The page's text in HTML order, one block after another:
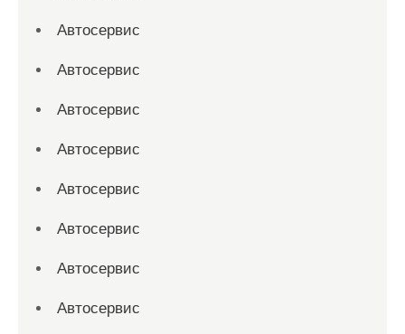
Автосервис
Автосервис
Автосервис
Автосервис
Автосервис
Автосервис
Автосервис
Автосервис